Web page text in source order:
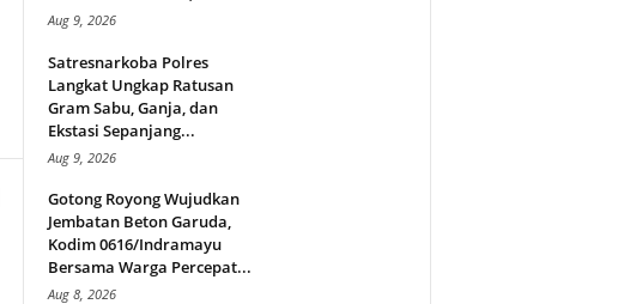
Aug 9, 2026
Satresnarkoba Polres
Langkat Ungkap Ratusan
Gram Sabu, Ganja, dan
Ekstasi Sepanjang...
Aug 9, 2026
Gotong Royong Wujudkan
Jembatan Beton Garuda,
Kodim 0616/Indramayu
Bersama Warga Percepat...
Aug 8, 2026